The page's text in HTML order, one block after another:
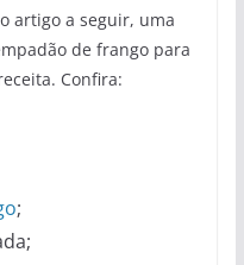
artigo a seguir, uma
de frango para
Confira:
;